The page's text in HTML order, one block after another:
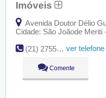
Imóveis
Avenida Doutor Délio
Cidade: São Joãode Meriti
(21) 2755-0244
ver telefone
Comente